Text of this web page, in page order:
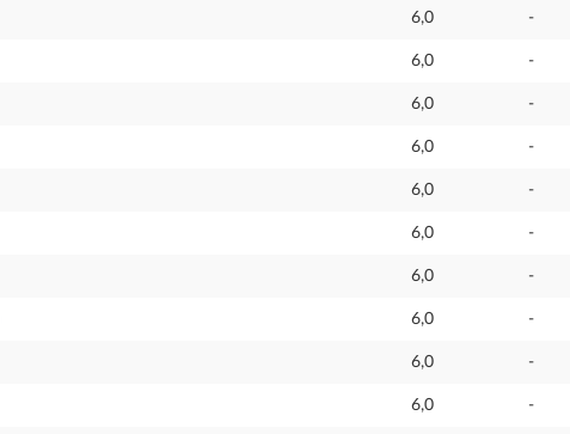
6,0 -
6,0 -
6,0 -
6,0 -
6,0 -
6,0 -
6,0 -
6,0 -
6,0 -
6,0 -